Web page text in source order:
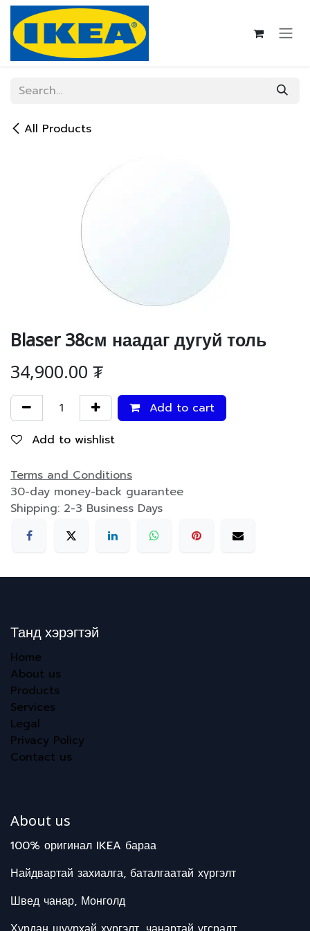
Skip to Content
All Products
Blaser 38см наадаг дугуй толь
34,900.00₮
Add to cart
Add to wishlist
Terms and Conditions
30-day money-back guarantee
Shipping: 2-3 Business Days
Танд хэрэгтэй
Home
About us
Products
Services
Legal
Privacy Policy
Contact us
About us
100% оригинал IKEA бараа
Найдвартай захиалга, баталгаатай хүргэлт
Швед чанар, Монголд